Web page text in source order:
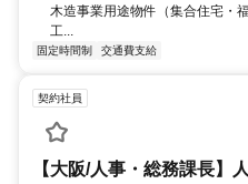
木造事業用途物件（集合住宅・
工...
固定時間制 交通費支給
契約社員
【大阪/人事・総務課長】